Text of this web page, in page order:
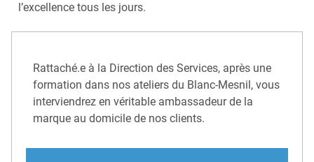
l’excellence tous les jours.
Rattaché.e à la Direction des Services, après une
formation dans nos ateliers du Blanc-Mesnil, vous
interviendrez en véritable ambassadeur de la
marque au domicile de nos clients.